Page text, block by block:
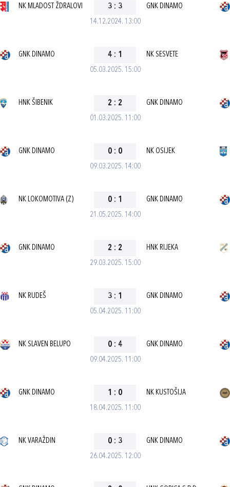
14.12.2024. 13:00
NK MLADOST ŽDRALOVI 3 : 3 GNK DINAMO
05.03.2025. 15:00
GNK DINAMO 4 : 1 NK SESVETE
01.03.2025. 11:00
HNK ŠIBENIK 2 : 2 GNK DINAMO
09.03.2025. 14:00
GNK DINAMO 0 : 0 NK OSIJEK
21.05.2025. 14:00
NK LOKOMOTIVA (Z) 0 : 1 GNK DINAMO
29.03.2025. 15:00
GNK DINAMO 2 : 2 HNK RIJEKA
05.04.2025. 11:00
NK RUDEŠ 3 : 1 GNK DINAMO
09.04.2025. 11:00
NK SLAVEN BELUPO 0 : 4 GNK DINAMO
18.04.2025. 11:00
GNK DINAMO 1 : 0 NK KUSTOŠIJA
26.04.2025. 12:00
NK VARAŽDIN 0 : 3 GNK DINAMO